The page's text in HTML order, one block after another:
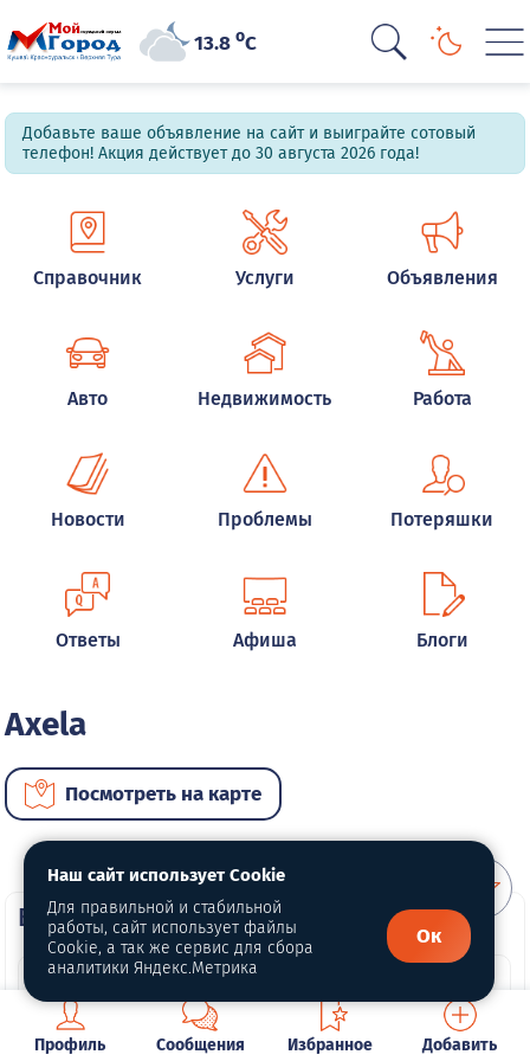
13.8oC
Добавьте ваше объявление на сайт и выиграйте сотовый
телефон! Акция действует до 30 августа 2026 года!
Справочник Услуги Объявления
Авто Недвижимость Работа
Новости Проблемы Потеряшки
Ответы Афиша Блоги
Axela
Посмотреть на карте
ВИП автомобили
Профиль Сообщения Избранное Добавить
Наш сайт использует Cookie
Для правильной и стабильной
работы, сайт использует файлы
Cookie, а так же сервис для сбора
аналитики Яндекс.Метрика
Ок